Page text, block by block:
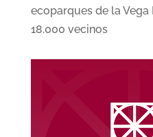
ecoparques de la
18.000 vecinos